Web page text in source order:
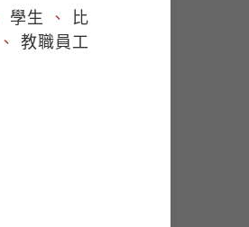
學生 、 比
、 教職員工